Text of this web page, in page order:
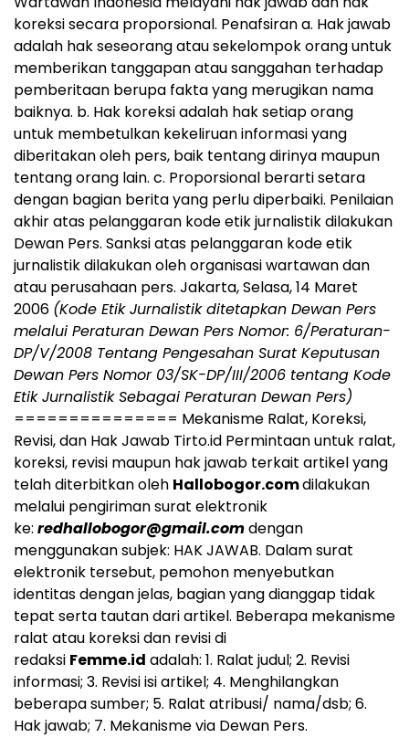
koreksi secara proporsional. Penafsiran a. Hak jawab
adalah hak seseorang atau sekelompok orang untuk
memberikan tanggapan atau sanggahan terhadap
pemberitaan berupa fakta yang merugikan nama
baiknya. b. Hak koreksi adalah hak setiap orang
untuk membetulkan kekeliruan informasi yang
diberitakan oleh pers, baik tentang dirinya maupun
tentang orang lain. c. Proporsional berarti setara
dengan bagian berita yang perlu diperbaiki. Penilaian
akhir atas pelanggaran kode etik jurnalistik dilakukan
Dewan Pers. Sanksi atas pelanggaran kode etik
jurnalistik dilakukan oleh organisasi wartawan dan
atau perusahaan pers. Jakarta, Selasa, 14 Maret
2006 (Kode Etik Jurnalistik ditetapkan Dewan Pers
melalui Peraturan Dewan Pers Nomor: 6/Peraturan-
DP/V/2008 Tentang Pengesahan Surat Keputusan
Dewan Pers Nomor 03/SK-DP/III/2006 tentang Kode
Etik Jurnalistik Sebagai Peraturan Dewan Pers)
=============== Mekanisme Ralat, Koreksi,
Revisi, dan Hak Jawab Tirto.id Permintaan untuk ralat,
koreksi, revisi maupun hak jawab terkait artikel yang
telah diterbitkan oleh Hallobogor.comdilakukan
melalui pengiriman surat elektronik
ke: redhallobogor@gmail.comdengan
menggunakan subjek: HAK JAWAB. Dalam surat
elektronik tersebut, pemohon menyebutkan
identitas dengan jelas, bagian yang dianggap tidak
tepat serta tautan dari artikel. Beberapa mekanisme
ralat atau koreksi dan revisi di
redaksi Femme.id adalah: 1. Ralat judul; 2. Revisi
informasi; 3. Revisi isi artikel; 4. Menghilangkan
beberapa sumber; 5. Ralat atribusi/ nama/dsb; 6.
Hak jawab; 7. Mekanisme via Dewan Pers.